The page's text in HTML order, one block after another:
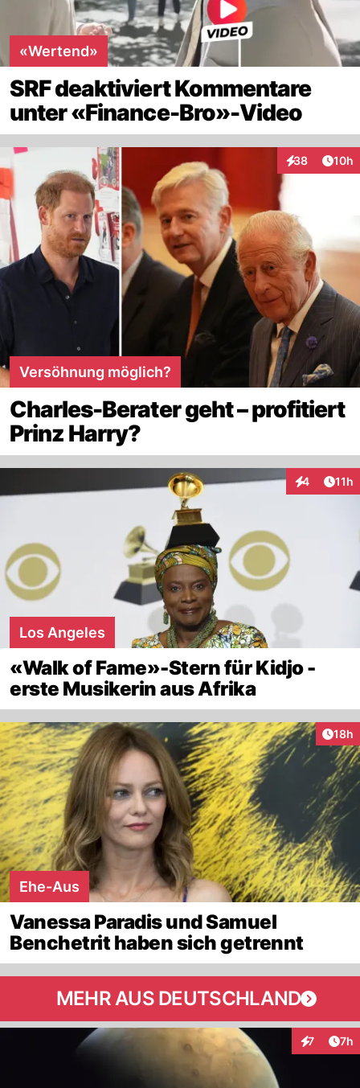
«Wertend»
SRF deaktiviert Kommentare
unter «Finance-Bro»-Video
38
Interaktionen
10h
Versöhnung möglich?
Charles-Berater geht – profitiert
Prinz Harry?
4 11h
Los Angeles
«Walk of Fame»-Stern für Kidjo -
erste Musikerin aus Afrika
18h
Ehe-Aus
Vanessa Paradis und Samuel
Benchetrit haben sich getrennt
MEHR AUS DEUTSCHLAND
7 7h